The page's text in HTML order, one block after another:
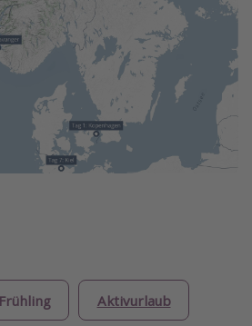
Frühling Aktivurlaub